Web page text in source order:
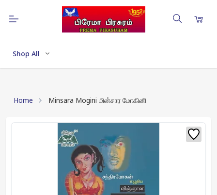
Shop All
Home Minsara Mogini மின்சார மோகினி